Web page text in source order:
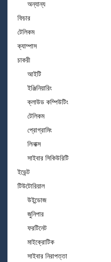
অন্যান্য
ফিচার
টেলিকম
ক্যাম্পাস
চাকরী
আইটি
ইঞ্জিনিয়ারিং
ক্লাউড কম্পিউটিং
টেলিকম
প্রোগ্রামিং
লিনাক্স
সাইবার সিকিউরিটি
ইভেন্ট
টিউটোরিয়াল
উইন্ডোজ
জুনিপার
ফরটিনেট
মাইক্রোটিক
সাইবার নিরাপত্তা